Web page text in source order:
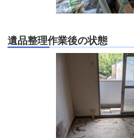
遺品整理作業後の状態